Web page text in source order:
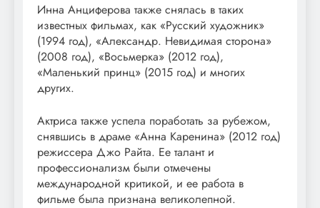
Инна Анциферова также снялась в таких
известных фильмах, как «Русский художник»
(1994 год), «Александр. Невидимая сторона»
(2008 год), «Восьмерка» (2012 год),
«Маленький принц» (2015 год) и многих
других.
Актриса также успела поработать за рубежом,
снявшись в драме «Анна Каренина» (2012 год)
режиссера Джо Райта. Ее талант и
профессионализм были отмечены
международной критикой, и ее работа в
фильме была признана великолепной.